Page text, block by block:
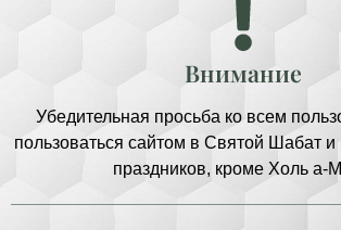
Внимание
Убедительная просьба ко всем
пользоваться сайтом в Святой Шабат и
праздников, кроме Холь а-